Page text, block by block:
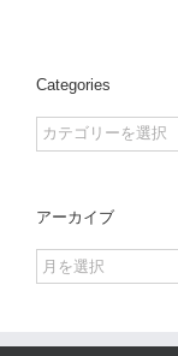
Categories
Categories
アーカイブ
ア
ー